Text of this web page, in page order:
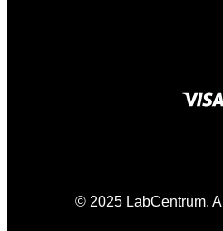
© 2025 LabCentrum.